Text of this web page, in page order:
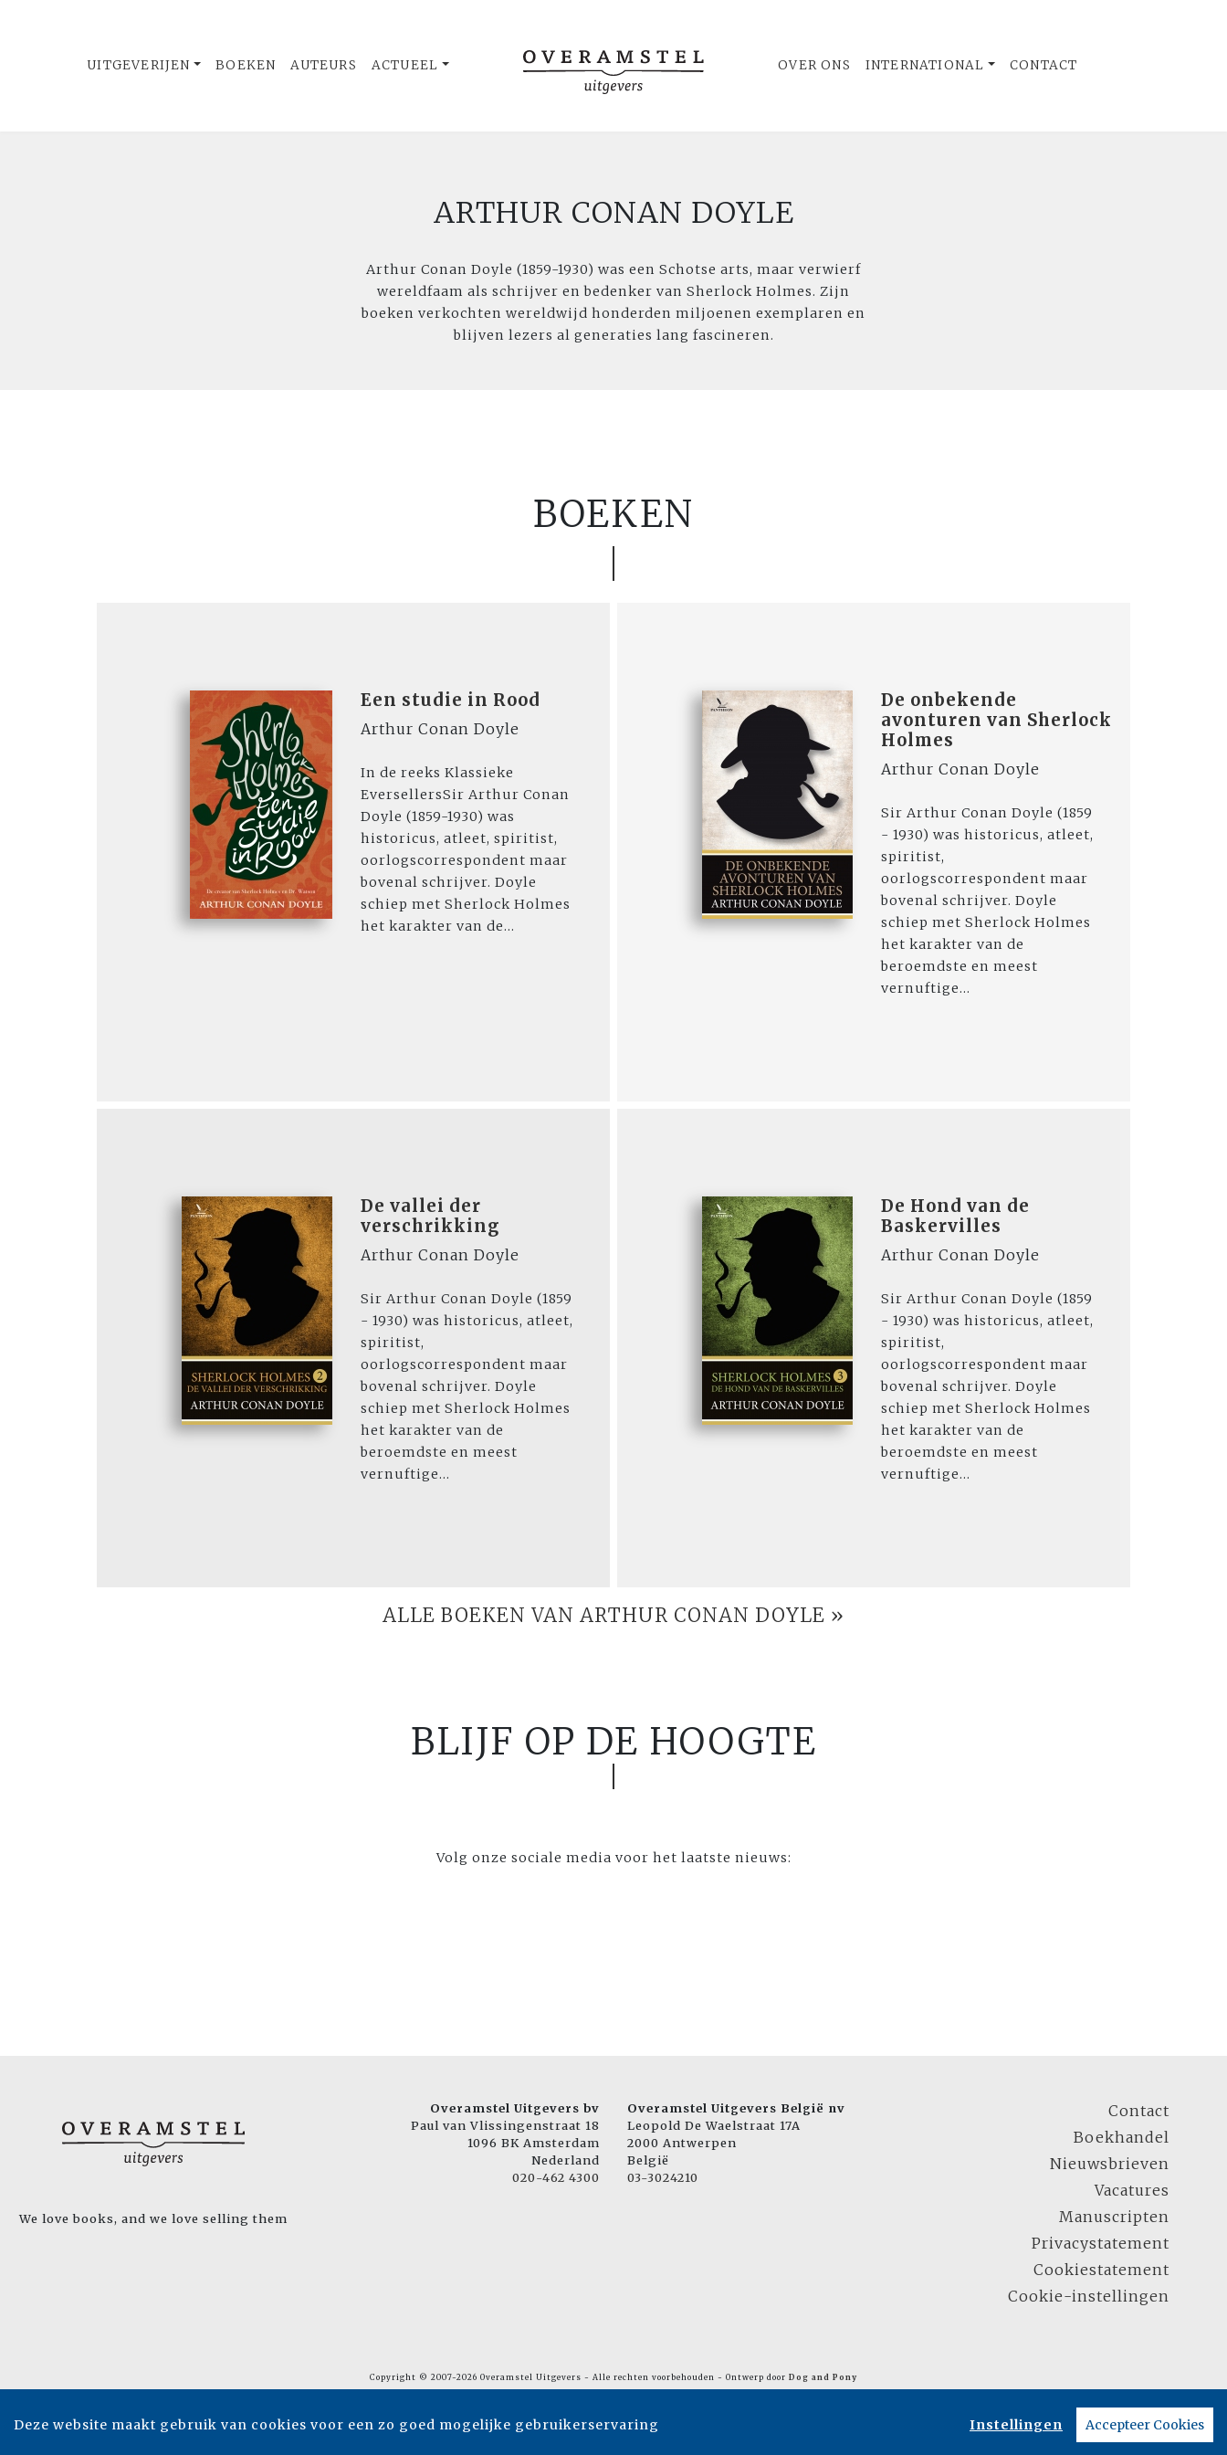
UITGEVERIJEN BOEKEN AUTEURS ACTUEEL OVER ONS INTERNATIONAL CONTACT
ARTHUR CONAN DOYLE
Arthur Conan Doyle (1859-1930) was een Schotse arts, maar verwierf
wereldfaam als schrijver en bedenker van Sherlock Holmes. Zijn
boeken verkochten wereldwijd honderden miljoenen exemplaren en
blijven lezers al generaties lang fascineren.
BOEKEN
Een studie in Rood
Arthur Conan Doyle
In de reeks Klassieke
EversellersSir Arthur Conan
Doyle (1859-1930) was
historicus, atleet, spiritist,
oorlogscorrespondent maar
bovenal schrijver. Doyle
schiep met Sherlock Holmes
het karakter van de...
De onbekende
avonturen van Sherlock
Holmes
Arthur Conan Doyle
Sir Arthur Conan Doyle (1859
- 1930) was historicus, atleet,
spiritist,
oorlogscorrespondent maar
bovenal schrijver. Doyle
schiep met Sherlock Holmes
het karakter van de
beroemdste en meest
vernuftige...
De vallei der
verschrikking
Arthur Conan Doyle
Sir Arthur Conan Doyle (1859
- 1930) was historicus, atleet,
spiritist,
oorlogscorrespondent maar
bovenal schrijver. Doyle
schiep met Sherlock Holmes
het karakter van de
beroemdste en meest
vernuftige...
De Hond van de
Baskervilles
Arthur Conan Doyle
Sir Arthur Conan Doyle (1859
- 1930) was historicus, atleet,
spiritist,
oorlogscorrespondent maar
bovenal schrijver. Doyle
schiep met Sherlock Holmes
het karakter van de
beroemdste en meest
vernuftige...
ALLE BOEKEN VAN ARTHUR CONAN DOYLE »
BLIJF OP DE HOOGTE
Volg onze sociale media voor het laatste nieuws:
We love books, and we love selling them
Overamstel Uitgevers bv
Paul van Vlissingenstraat 18
1096 BK Amsterdam
Nederland
020-462 4300
Overamstel Uitgevers België nv
Leopold De Waelstraat 17A
2000 Antwerpen
België
03-3024210
Contact
Boekhandel
Nieuwsbrieven
Vacatures
Manuscripten
Privacystatement
Cookiestatement
Cookie-instellingen
Copyright © 2007-2026 Overamstel Uitgevers - Alle rechten voorbehouden - Ontwerp door Dog and Pony
Deze website maakt gebruik van cookies voor een zo goed mogelijke gebruikerservaring Instellingen Accepteer Cookies